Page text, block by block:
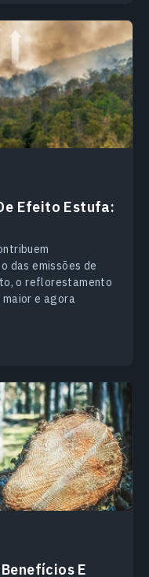
Efeito Estufa:
das emissões de
o reflorestamento
e agora
E